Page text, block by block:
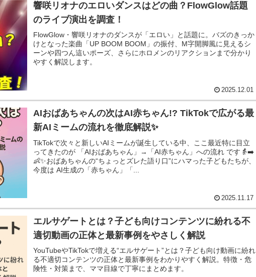
響咲リオナのエロいダンスはどの曲？FlowGlow話題
のライブ演出を調査！
FlowGlow・響咲リオナのダンスが「エロい」と話題に。バズのきっか
けとなった楽曲「UP BOOM BOOM」の振付、M字開脚風に見えるシ
ーンや四つん這いポーズ、さらにホロメンのリアクションまで分かり
やすく解説します。
2025.12.01
AIおばあちゃんの次はAI赤ちゃん!? TikTokで広がる最
新AIミームの流れを徹底解説✨
TikTokで次々と新しいAIミームが誕生している中、ここ最近特に目立
ってきたのが 「AIおばあちゃん」→「AI赤ちゃん」への流れ です👵➡️
👶✨おばあちゃんの“ちょっとズレた語り口”にハマった子どもたちが、
今度は AI生成の「赤ちゃん」「...
2025.11.17
エルサゲートとは？子ども向けコンテンツに紛れる不
適切動画の正体と最新事例をやさしく解説
YouTubeやTikTokで増える“エルサゲート”とは？子ども向け動画に紛れ
る不適切コンテンツの正体と最新事例をわかりやすく解説。特徴・危
険性・対策まで、ママ目線で丁寧にまとめます。